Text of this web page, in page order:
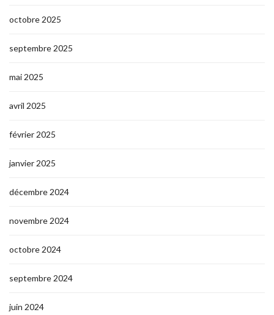
octobre 2025
septembre 2025
mai 2025
avril 2025
février 2025
janvier 2025
décembre 2024
novembre 2024
octobre 2024
septembre 2024
juin 2024